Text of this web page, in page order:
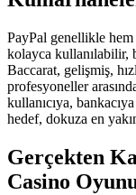
PayPal genellikle
kolayca kullanılabilir,
Baccarat, gelişmiş,
profesyoneller
kullanıcıya,
hedef, dokuza en
Gerçekten
Casino